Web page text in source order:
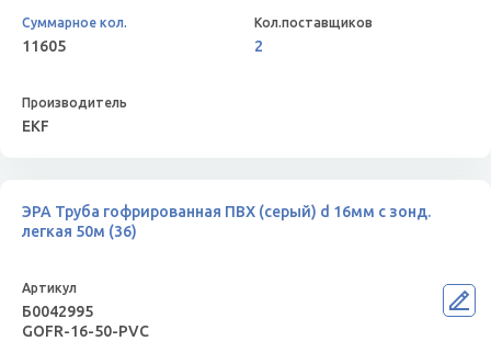
11605 2
EKF
ЭРА Труба гофрированная ПВХ (серый) d 16мм с зонд.
легкая 50м (36)
Б0042995
GOFR-16-50-PVС